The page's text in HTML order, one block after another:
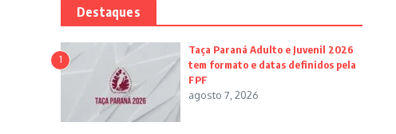
Destaques
1
Taça Paraná Adulto e Juvenil 2026
tem formato e datas definidos pela
FPF
agosto 7, 2026